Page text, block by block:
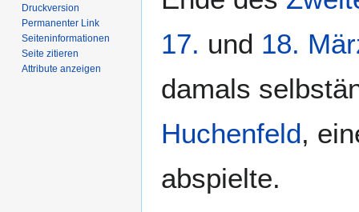
17. und 18.
damals
Huchenfeld,
abspielte.
Druckversion
Permanenter Link
Seiten­­informationen
Seite zitieren
Attribute anzeigen